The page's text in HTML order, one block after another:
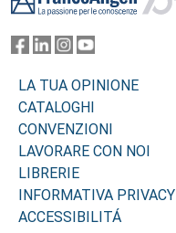
LA TUA OPINIONE
CATALOGHI
CONVENZIONI
LAVORARE CON NOI
LIBRERIE
INFORMATIVA PRIVACY
ACCESSIBILITÁ